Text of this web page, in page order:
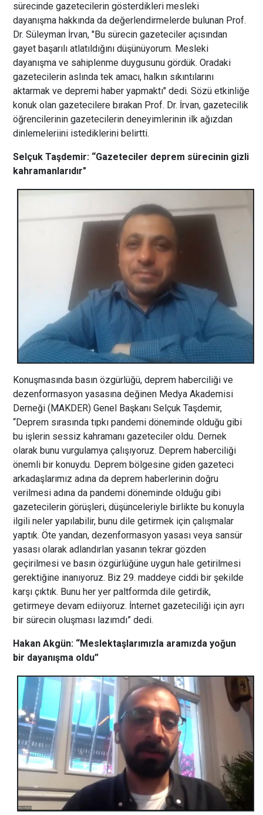
sürecinde gazetecilerin gösterdikleri mesleki
dayanışma hakkında da değerlendirmelerde bulunan Prof.
Dr. Süleyman İrvan, "Bu sürecin gazeteciler açısından
gayet başarılı atlatıldığını düşünüyorum. Mesleki
dayanışma ve sahiplenme duygusunu gördük. Oradaki
gazetecilerin aslında tek amacı, halkın sıkıntılarını
aktarmak ve depremi haber yapmaktı" dedi. Sözü etkinliğe
konuk olan gazetecilere bırakan Prof. Dr. İrvan, gazetecilik
öğrencilerinin gazetecilerin deneyimlerinin ilk ağızdan
dinlemeleriini istediklerini belirtti.
Selçuk Taşdemir: “Gazeteciler deprem sürecinin gizli
kahramanlarıdır"
Konuşmasında basın özgürlüğü, deprem haberciliği ve
dezenformasyon yasasına değinen Medya Akademisi
Derneği (MAKDER) Genel Başkanı Selçuk Taşdemir,
“Deprem sırasında tıpkı pandemi döneminde olduğu gibi
bu işlerin sessiz kahramanı gazeteciler oldu. Dernek
olarak bunu vurgulamya çalışıyoruz. Deprem haberciliği
önemli bir konuydu. Deprem bölgesine giden gazeteci
arkadaşlarımız adına da deprem haberlerinin doğru
verilmesi adına da pandemi döneminde olduğu gibi
gazetecilerin görüşleri, düşünceleriyle birlikte bu konuyla
ilgili neler yapılabilir, bunu dile getirmek için çalışmalar
yaptık. Öte yandan, dezenformasyon yasası veya sansür
yasası olarak adlandırlan yasanın tekrar gözden
geçirilmesi ve basın özgürlüğüne uygun hale getirilmesi
gerektiğine inanıyoruz. Biz 29. maddeye ciddi bir şekilde
karşı çıktık. Bunu her yer paltformda dile getirdik,
getirmeye devam ediiyoruz. İnternet gazeteciliği için ayrı
bir sürecin oluşması lazımdı” dedi.
Hakan Akgün: “Meslektaşlarımızla aramızda yoğun
bir dayanışma oldu”